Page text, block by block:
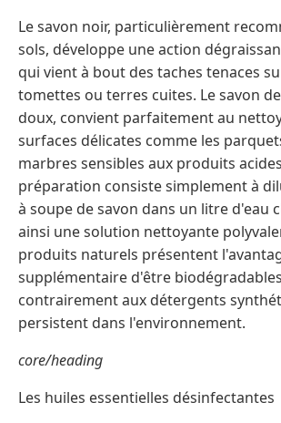
Le savon noir, particulièrement
sols, développe une action
qui vient à bout des taches tenaces
tomettes ou terres cuites. Le savon
doux, convient parfaitement au
surfaces délicates comme les
marbres sensibles aux produits
préparation consiste simplement à
à soupe de savon dans un litre d'eau
ainsi une solution nettoyante
produits naturels présentent
supplémentaire d'être biodégradables
contrairement aux détergents
persistent dans l'environnement.
core/heading
Les huiles essentielles désinfectantes